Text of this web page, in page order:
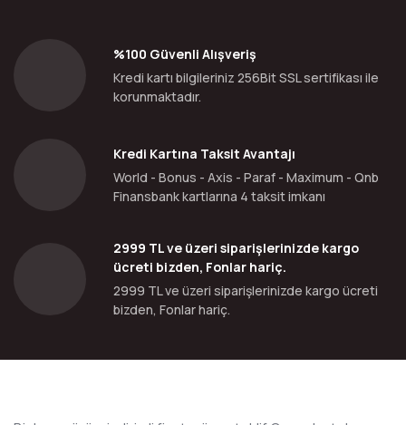
%100 Güvenli Alışveriş
Kredi kartı bilgileriniz 256Bit SSL sertifikası ile
korunmaktadır.
Kredi Kartına Taksit Avantajı
World - Bonus - Axis - Paraf - Maximum - Qnb
Finansbank kartlarına 4 taksit imkanı
2999 TL ve üzeri siparişlerinizde kargo
ücreti bizden, Fonlar hariç.
2999 TL ve üzeri siparişlerinizde kargo ücreti
bizden, Fonlar hariç.